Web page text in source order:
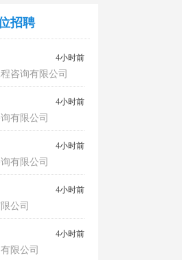
招聘
4小时前
咨询有限公司
4小时前
有限公司
4小时前
有限公司
4小时前
公司
4小时前
限公司